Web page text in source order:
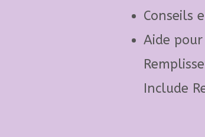
Conseils
Aide
Include